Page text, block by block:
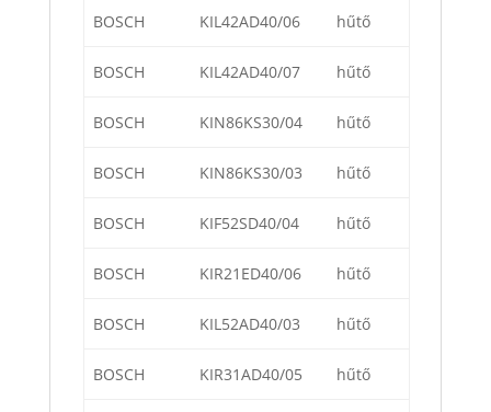
BOSCH KIL42AD40/06 hűtő
BOSCH KIL42AD40/07 hűtő
BOSCH KIN86KS30/04 hűtő
BOSCH KIN86KS30/03 hűtő
BOSCH KIF52SD40/04 hűtő
BOSCH KIR21ED40/06 hűtő
BOSCH KIL52AD40/03 hűtő
BOSCH KIR31AD40/05 hűtő